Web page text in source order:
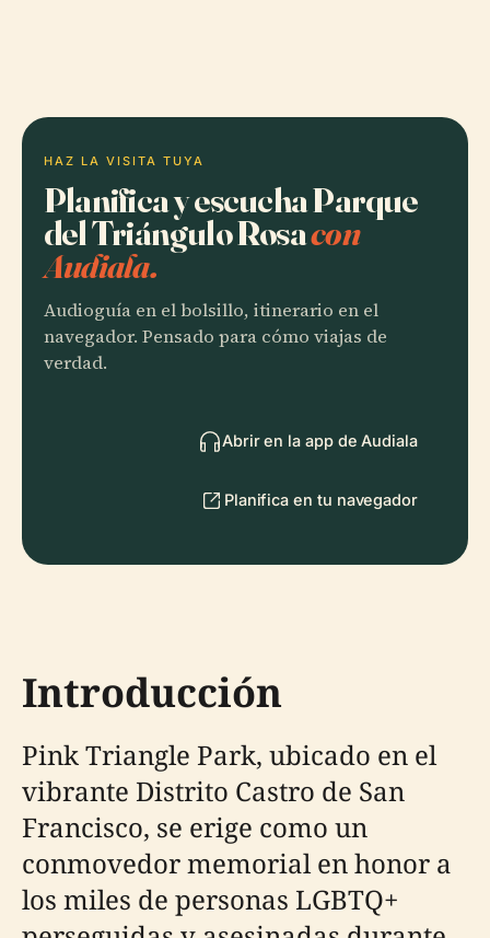
HAZ LA VISITA TUYA
Planifica y escucha Parque
del Triángulo Rosacon
Audiala.
Audioguía en el bolsillo, itinerario en el
navegador. Pensado para cómo viajas de
verdad.
Abrir en la app de Audiala
Planifica en tu navegador
Introducción
Pink Triangle Park, ubicado en el
vibrante Distrito Castro de San
Francisco, se erige como un
conmovedor memorial en honor a
los miles de personas LGBTQ+